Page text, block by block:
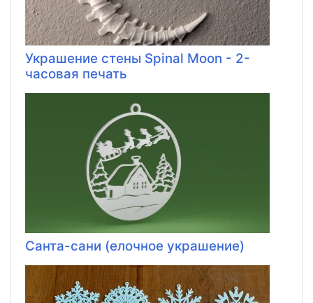
Украшение стены Spinal Moon - 2-
часовая печать
Санта-сани (елочное украшение)